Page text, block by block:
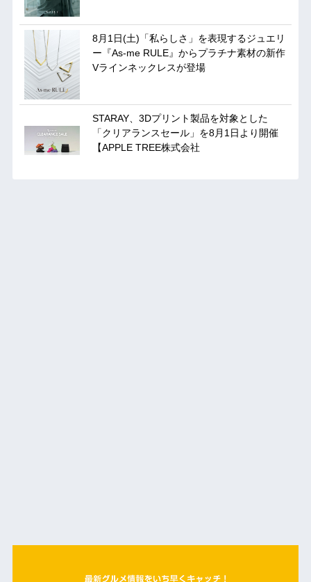
8月1日(土)「私らしさ」を表現するジュエリ
ー『As-me RULE』からプラチナ素材の新作
Vラインネックレスが登場
STARAY、3Dプリント製品を対象とした
「クリアランスセール」を8月1日より開催
【APPLE TREE株式会社